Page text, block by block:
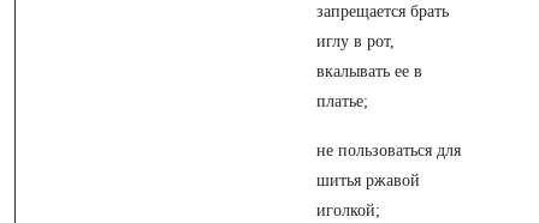
запрещается брать
иглу в рот,
вкалывать ее в
платье;
не пользоваться для
шитья ржавой
иголкой;